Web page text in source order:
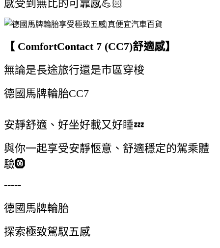
感受到無比的可靠感💪🏻
【 ComfortContact 7 (CC7)舒適感】
無論是長途旅行還是市區穿梭
德國馬牌輪胎CC7
安靜舒適、好坐好載又好睡💤
與你一起享受安靜愜意、舒適穩定的駕乘體
驗🛞
-----
德國馬牌輪胎
探索極致駕馭五感